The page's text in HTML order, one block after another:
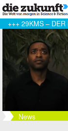
+++ 29KMS –
News